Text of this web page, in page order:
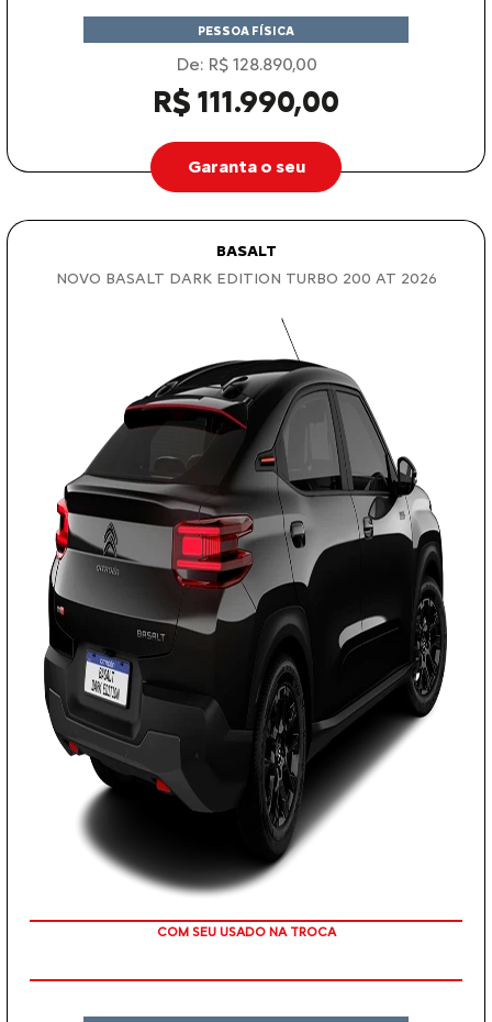
PESSOA FÍSICA
De: R$ 128.890,00
R$ 111.990,00
Garanta o seu
BASALT
NOVO BASALT DARK EDITION TURBO 200 AT 2026
TAXA ZERO